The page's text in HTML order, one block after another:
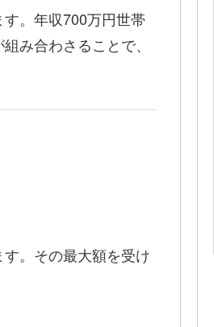
。年収700万円世帯
み合わさることで、
。その最大額を受け